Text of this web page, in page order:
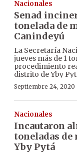
Nacionales
Senad
tonelada de
Canindeyú
La Secretaría
jueves más de 1
procedimiento
distrito de Yby
Septiembre 24, 2020
Nacionales
Incautaron
toneladas de
Yby Pytá